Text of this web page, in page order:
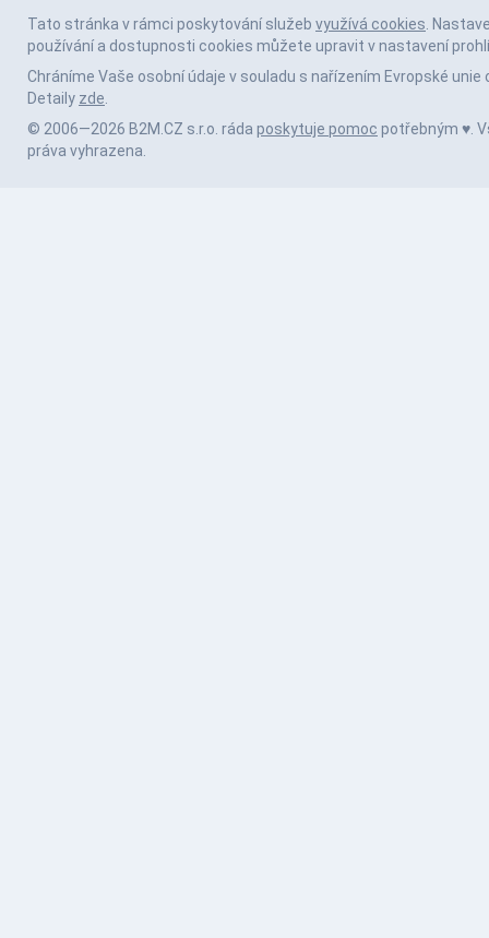
Tato stránka v rámci poskytování služeb využívá cookies.
používání a dostupnosti cookies můžete upravit v nastavení
Chráníme Vaše osobní údaje v souladu s nařízením Evropské unie
Detaily zde.
© 2006—2026 B2M.CZ s.r.o. ráda poskytuje pomoc potřebným ♥️.
práva vyhrazena.